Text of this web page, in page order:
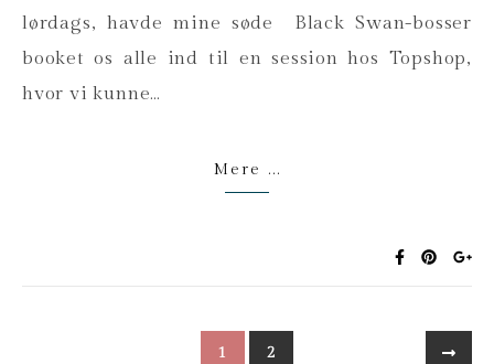
lørdags, havde mine søde Black Swan-bosser
booket os alle ind til en session hos Topshop,
hvor vi kunne…
Mere ...
1 2